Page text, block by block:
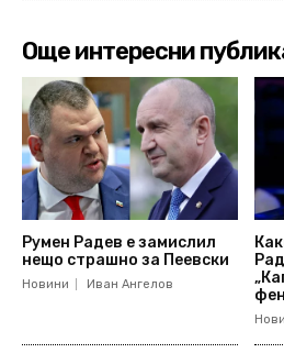
Още интересни
Румен Радев е замислил
нещо страшно за Пеевски
Новини Иван Ангелов